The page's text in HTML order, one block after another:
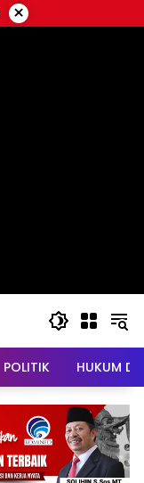
×
POLITIK HUKUM